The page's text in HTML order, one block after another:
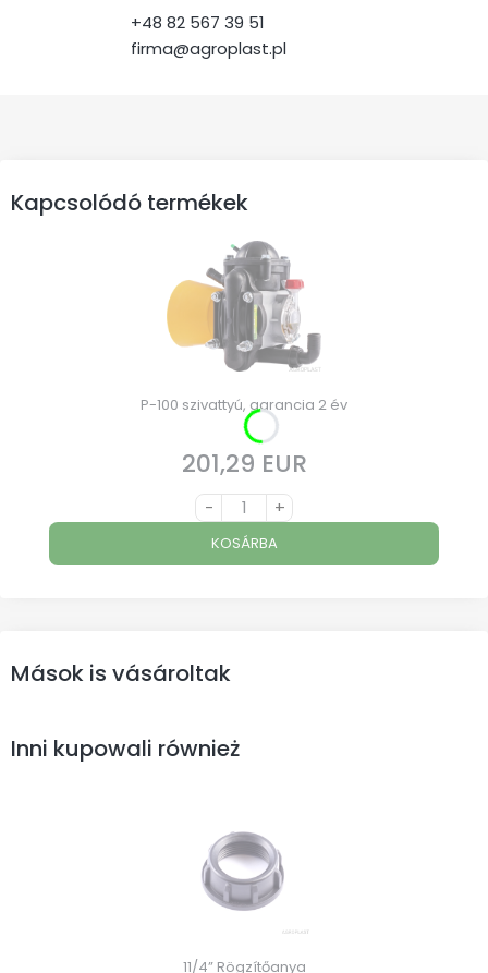
+48 82 567 39 51
firma@agroplast.pl
Kapcsolódó termékek
P-100 szivattyú, garancia 2 év
Ár
201,29 EUR
- +
KOSÁRBA
Mások is vásároltak
Inni kupowali również
11/4” Rögzítőanya